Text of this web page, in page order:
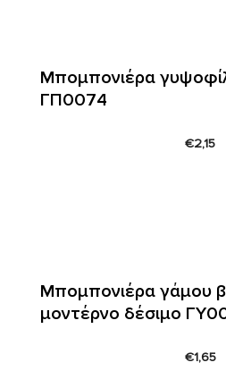
Μπομπονιέρα
ΓΠ0074
€2,15
Μπομπονιέρα γάμου
μοντέρνο δέσιμο
€1,65